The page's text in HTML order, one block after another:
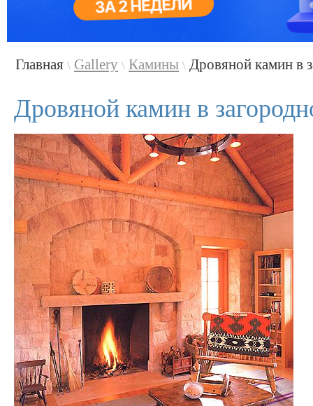
Главная \ Gallery \ Камины \ Дровяной камин в
Дровяной камин в